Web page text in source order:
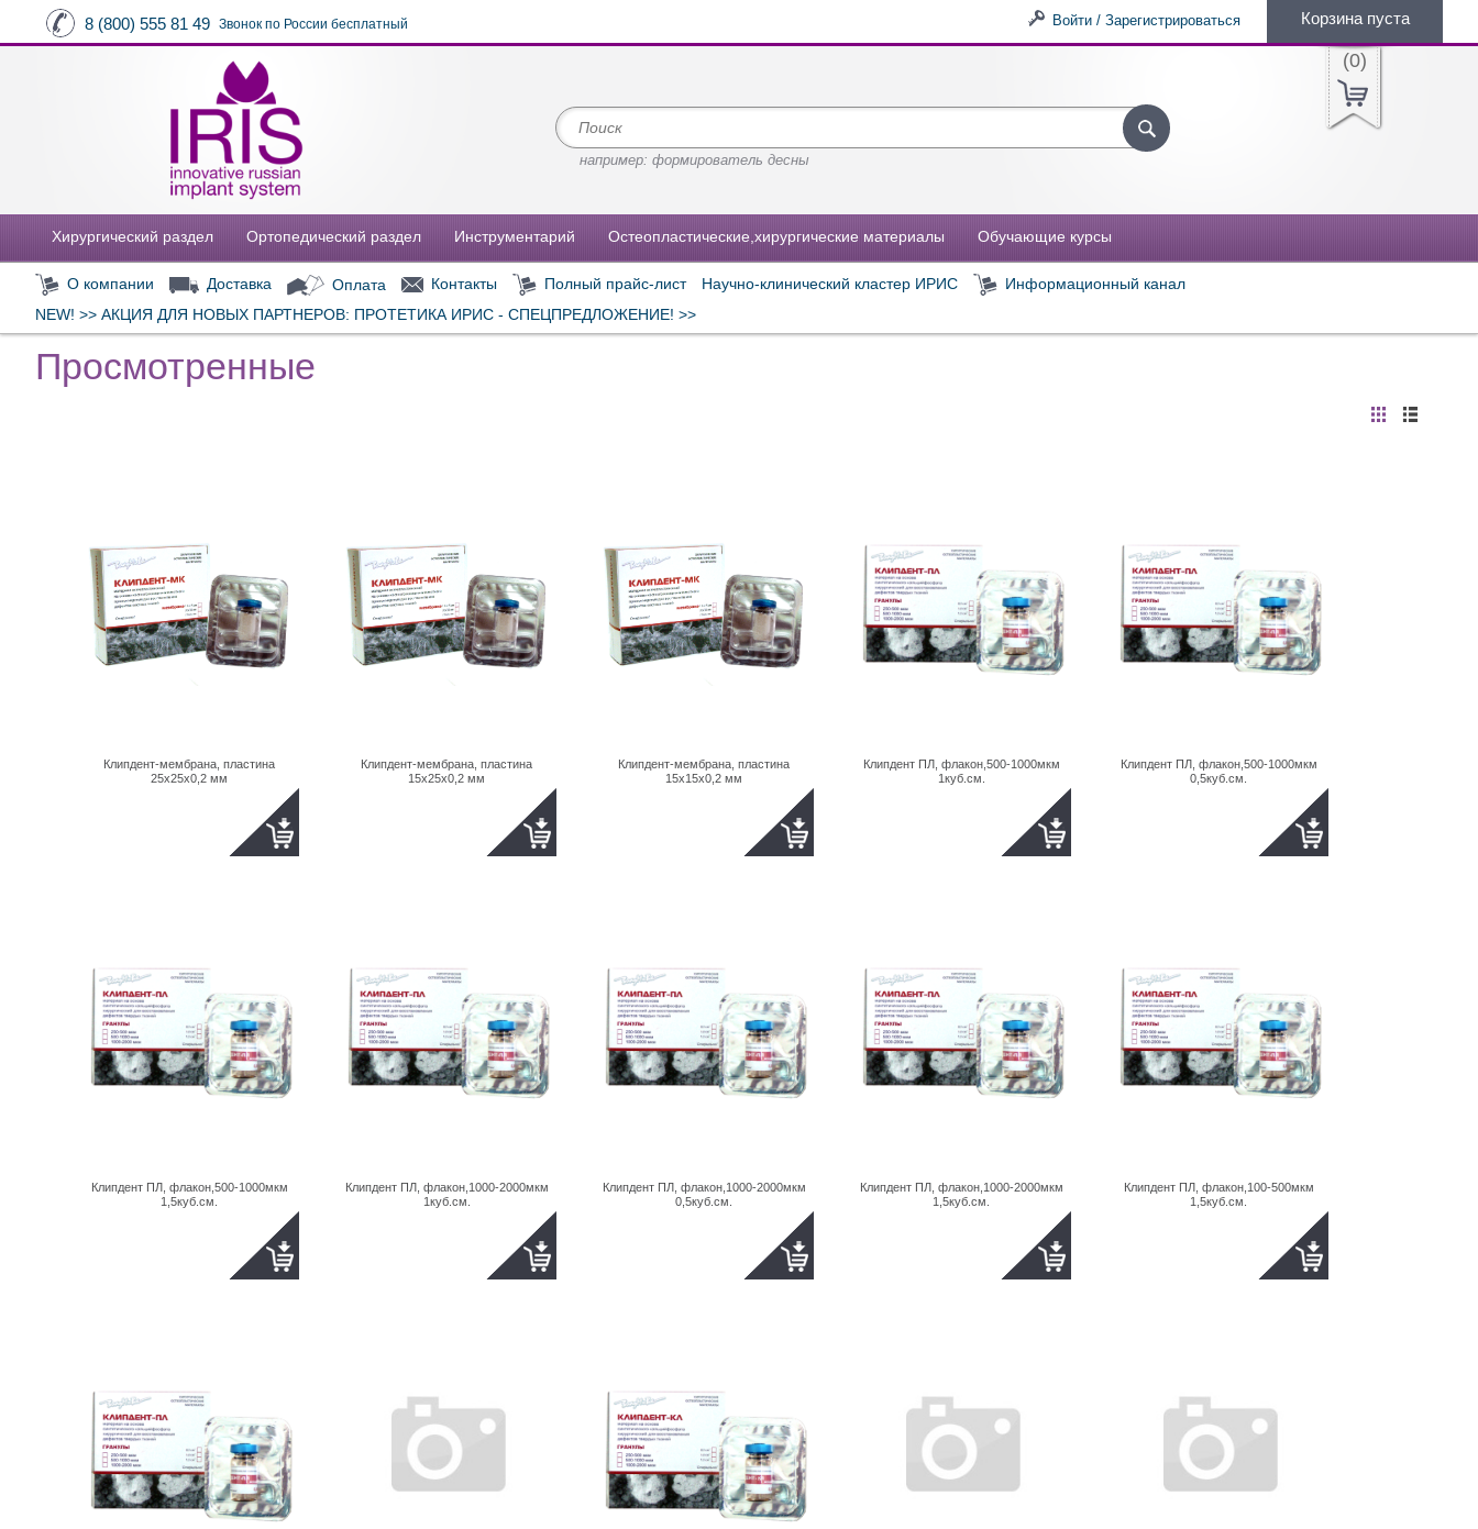
8 (800) 555 81 49 Звонок по России бесплатный Войти / Зарегистрироваться Корзина пуста
(0)
например: формирователь десны
Хирургический раздел Ортопедический раздел Инструментарий Остеопластические,хирургические материалы Обучающие курсы
О компании Доставка Оплата Контакты Полный прайс-лист Научно-клинический кластер ИРИС
Информационный канал
NEW! >> АКЦИЯ ДЛЯ НОВЫХ ПАРТНЕРОВ: ПРОТЕТИКА ИРИС - СПЕЦПРЕДЛОЖЕНИЕ! >>
Просмотренные
Клипдент-мембрана, пластина
25х25х0,2 мм
Клипдент-мембрана, пластина
15х25х0,2 мм
Клипдент-мембрана, пластина
15х15х0,2 мм
Клипдент ПЛ, флакон,500-1000мкм
1куб.см.
Клипдент ПЛ, флакон,500-1000мкм
0,5куб.см.
Клипдент ПЛ, флакон,500-1000мкм
1,5куб.см.
Клипдент ПЛ, флакон,1000-2000мкм
1куб.см.
Клипдент ПЛ, флакон,1000-2000мкм
0,5куб.см.
Клипдент ПЛ, флакон,1000-2000мкм
1,5куб.см.
Клипдент ПЛ, флакон,100-500мкм
1,5куб.см.